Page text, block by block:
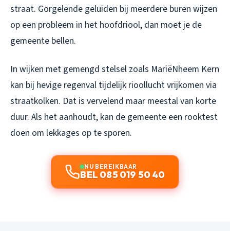
straat. Gorgelende geluiden bij meerdere buren wijzen
op een probleem in het hoofdriool, dan moet je de
gemeente bellen.
In wijken met gemengd stelsel zoals MariëNheem Kern
kan bij hevige regenval tijdelijk rioollucht vrijkomen via
straatkolken. Dat is vervelend maar meestal van korte
duur. Als het aanhoudt, kan de gemeente een rooktest
doen om lekkages op te sporen.
NU BEREIKBAAR
BEL 085 019 50 40